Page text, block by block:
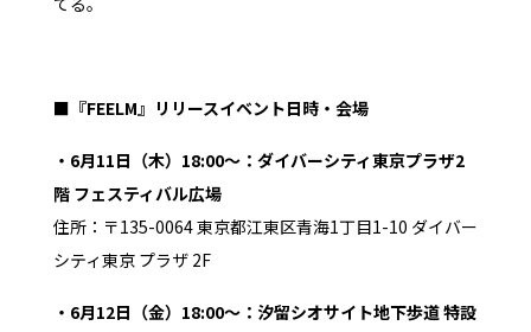
■ 『FEELM』リリースイベント日時・会場
・6月11日（木）18:00〜：ダイバーシティ東京プラザ2
階 フェスティバル広場
住所：〒135-0064 東京都江東区青海1丁目1-10 ダイバー
シティ東京 プラザ 2F
・6月12日（金）18:00〜：汐留シオサイト地下歩道 特設